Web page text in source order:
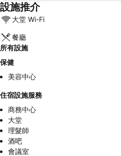
設施推介
大堂 Wi-Fi
餐廳
所有設施
保健
美容中心
住宿設施服務
商務中心
大堂
理髮師
酒吧
會議室